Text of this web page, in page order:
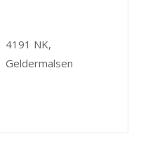
4191 NK,
Geldermalsen